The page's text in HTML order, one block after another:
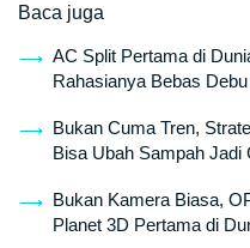
Baca juga
AC Split Pertama di
Rahasianya Bebas
Bukan Cuma Tren,
Bisa Ubah Sampah Jadi
Bukan Kamera Biasa,
Planet 3D Pertama di